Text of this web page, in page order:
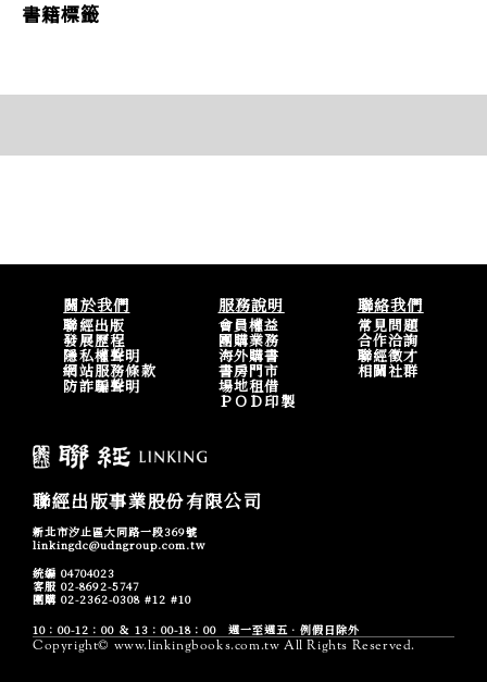
書籍標籤
關於我們
聯經出版
發展歷程
隱私權聲明
網站服務條款
防詐騙聲明
服務說明
會員權益
團購業務
海外購書
書房門市
場地租借
ＰＯＤ印製
聯絡我們
常見問題
合作洽詢
聯經徵才
相關社群
聯經出版事業股份有限公司
新北市汐止區大同路一段369號
linkingdc@udngroup.com.tw
統編 04704023
客服 02-8692-5747
團購 02-2362-0308 #12 #10
10：00-12：00 ＆ 13：00-18：00 週一至週五．例假日除外
Copyright© www.linkingbooks.com.tw All Rights Reserved.